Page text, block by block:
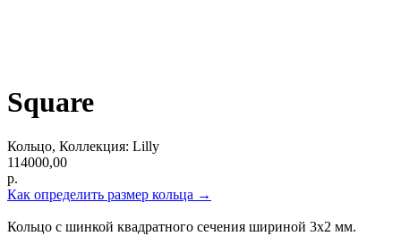
Square
Кольцо, Коллекция: Lilly
114000,00
р.
Как определить размер кольца →
Кольцо с шинкой квадратного сечения шириной 3х2 мм.